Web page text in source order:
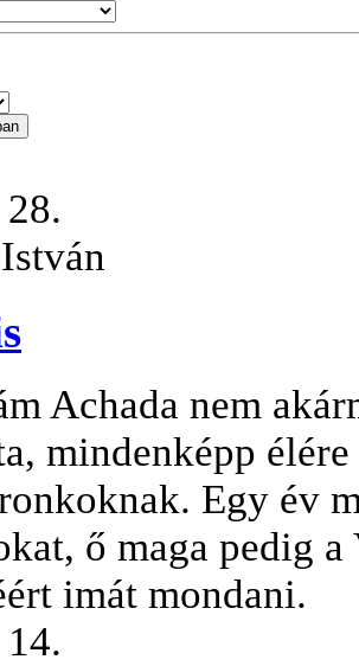
Achada nem
mindenképp
Egy év
ő maga pedig
imát mondani.